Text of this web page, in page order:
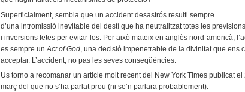
Superficialment, sembla que un accident desastrós resulti sempre
d’una intromissió inevitable del destí que ha neutralitzat totes les
i inversions fetes per evitar-los. Per això mateix en anglès nord-americà,
es sempre un Act of God , una decisió impenetrable de la divinitat que ens
acceptar. L’accident, no pas les seves conseqüències.
Us torno a recomanar un article molt recent del New York Times publicat el
març del que no s’ha parlat prou (ni se’n parlara probablement):